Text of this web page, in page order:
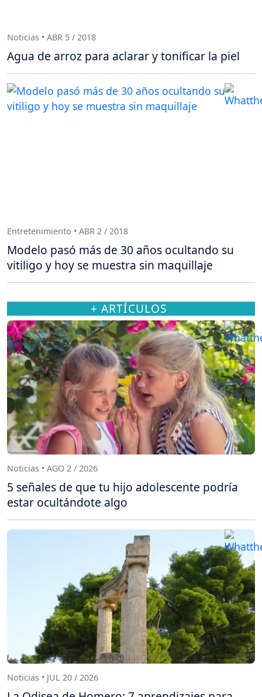
Noticias • ABR 5 / 2018
Agua de arroz para aclarar y tonificar la piel
Entretenimiento • ABR 2 / 2018
Modelo pasó más de 30 años ocultando su
vitiligo y hoy se muestra sin maquillaje
+ ARTÍCULOS
Noticias • AGO 2 / 2026
5 señales de que tu hijo adolescente podría
estar ocultándote algo
Noticias • JUL 20 / 2026